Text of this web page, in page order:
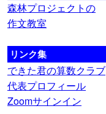
森林プロジェクトの
作文教室
リンク集
できた君の算数クラブ
代表プロフィール
Zoomサインイン